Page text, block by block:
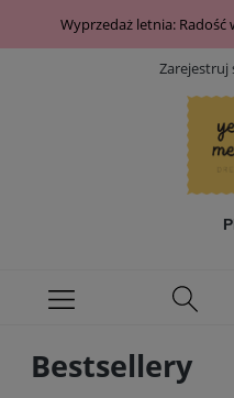
Wyprzedaż letnia: Radość
Zarejestruj
Bestsellery